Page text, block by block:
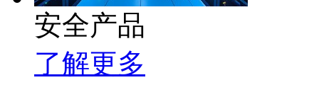
安全产品
了解更多